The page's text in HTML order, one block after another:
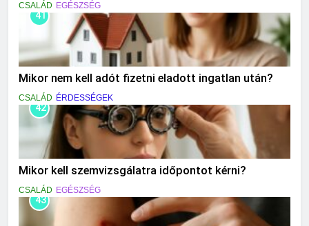
CSALÁD EGÉSZSÉG
41
Mikor nem kell adót fizetni eladott ingatlan után?
CSALÁD ÉRDESSÉGEK
42
Mikor kell szemvizsgálatra időpontot kérni?
CSALÁD EGÉSZSÉG
43